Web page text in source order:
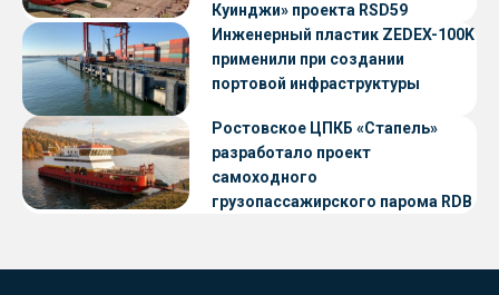
Куинджи» проекта RSD59
Инженерный пластик ZEDEX-100K
применили при создании
портовой инфраструктуры
Ростовское ЦПКБ «Стапель»
разработало проект
самоходного
грузопассажирского парома RDB